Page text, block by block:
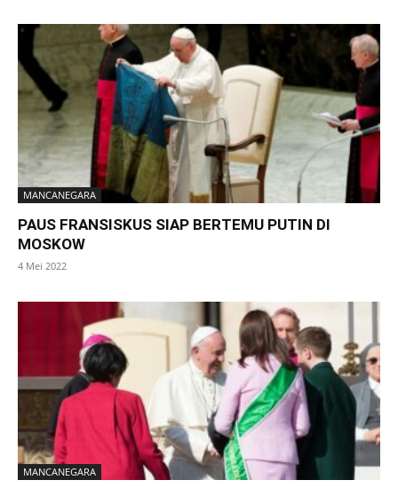
MANCANEGARA
PAUS FRANSISKUS SIAP BERTEMU PUTIN DI
MOSKOW
4 Mei 2022
MANCANEGARA